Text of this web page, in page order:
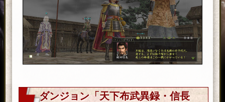
ダンジョン「天下布武異録・信長